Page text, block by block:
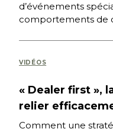
d’événements
comportements de
VIDÉOS
« Dealer first »,
relier
Comment une